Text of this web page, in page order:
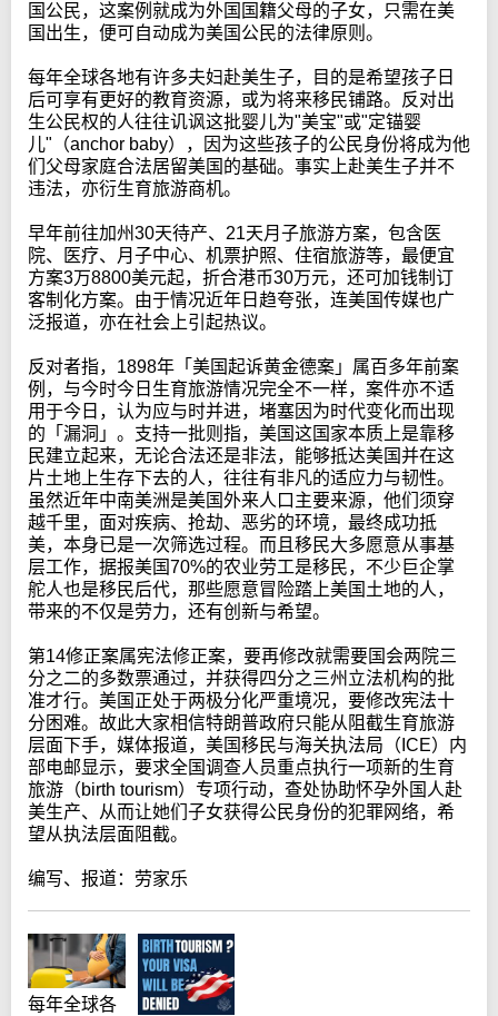
国公民，这案例就成为外国国籍父母的子女，只需在美
国出生，便可自动成为美国公民的法律原则。
每年全球各地有许多夫妇赴美生子，目的是希望孩子日
后可享有更好的教育资源，或为将来移民铺路。反对出
生公民权的人往往讥讽这批婴儿为"美宝"或"定锚婴
儿"（anchor baby），因为这些孩子的公民身份将成为他
们父母家庭合法居留美国的基础。事实上赴美生子并不
违法，亦衍生育旅游商机。
早年前往加州30天待产、21天月子旅游方案，包含医
院、医疗、月子中心、机票护照、住宿旅游等，最便宜
方案3万8800美元起，折合港币30万元，还可加钱制订
客制化方案。由于情况近年日趋夸张，连美国传媒也广
泛报道，亦在社会上引起热议。
反对者指，1898年「美国起诉黄金德案」属百多年前案
例，与今时今日生育旅游情况完全不一样，案件亦不适
用于今日，认为应与时并进，堵塞因为时代变化而出现
的「漏洞」。支持一批则指，美国这国家本质上是靠移
民建立起来，无论合法还是非法，能够抵达美国并在这
片土地上生存下去的人，往往有非凡的适应力与韧性。
虽然近年中南美洲是美国外来人口主要来源，他们须穿
越千里，面对疾病、抢劫、恶劣的环境，最终成功抵
美，本身已是一次筛选过程。而且移民大多愿意从事基
层工作，据报美国70%的农业劳工是移民，不少巨企掌
舵人也是移民后代，那些愿意冒险踏上美国土地的人，
带来的不仅是劳力，还有创新与希望。
第14修正案属宪法修正案，要再修改就需要国会两院三
分之二的多数票通过，并获得四分之三州立法机构的批
准才行。美国正处于两极分化严重境况，要修改宪法十
分困难。故此大家相信特朗普政府只能从阻截生育旅游
层面下手，媒体报道，美国移民与海关执法局（ICE）内
部电邮显示，要求全国调查人员重点执行一项新的生育
旅游（birth tourism）专项行动，查处协助怀孕外国人赴
美生产、从而让她们子女获得公民身份的犯罪网络，希
望从执法层面阻截。
编写、报道：劳家乐
每年全球各